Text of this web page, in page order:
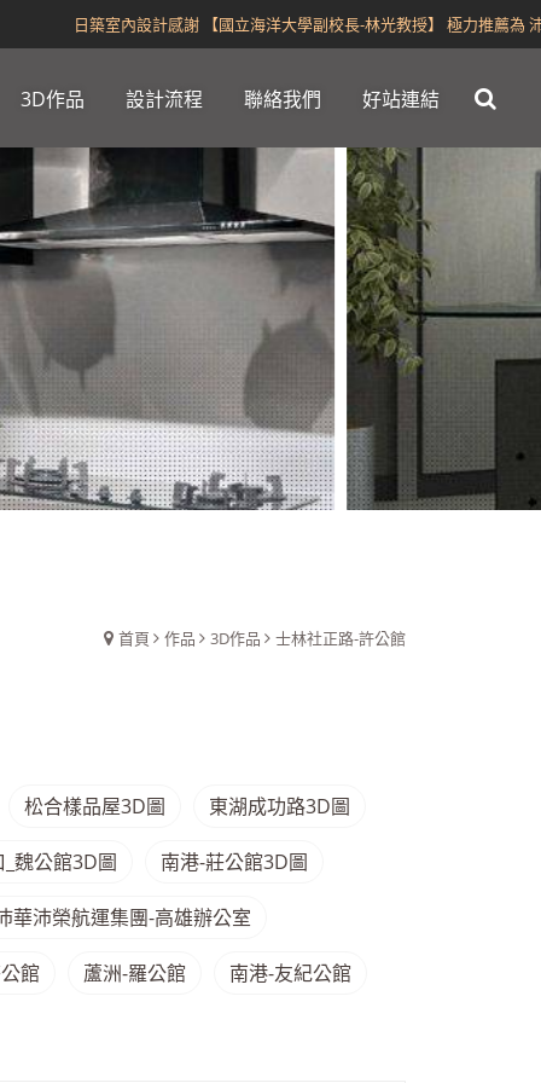
日築室內設計感謝 【國立海洋大學副校長-林光教授】 極力推薦為 沛榮、
3D作品 設計流程 聯絡我們 好站連結
首頁 作品 3D作品 士林社正路-許公館
松合樣品屋3D圖 東湖成功路3D圖
_魏公館3D圖 南港-莊公館3D圖
華沛榮航運集團-高雄辦公室
館 蘆洲-羅公館 南港-友紀公館